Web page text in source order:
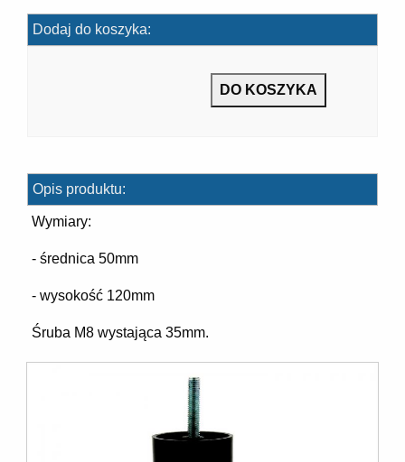
Dodaj do koszyka:
Opis produktu:
Wymiary:
- średnica 50mm
- wysokość 120mm
Śruba M8 wystająca 35mm.